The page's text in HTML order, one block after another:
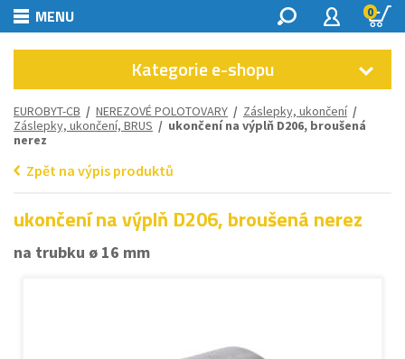
MENU 0
Kategorie e-shopu
EUROBYT-CB / NEREZOVÉ POLOTOVARY / Záslepky, ukončení/
Záslepky, ukončení, BRUS / ukončení na výplň D206, broušená
nerez
Zpět na výpis produktů
ukončení na výplň D206, broušená nerez
na trubku ø 16 mm